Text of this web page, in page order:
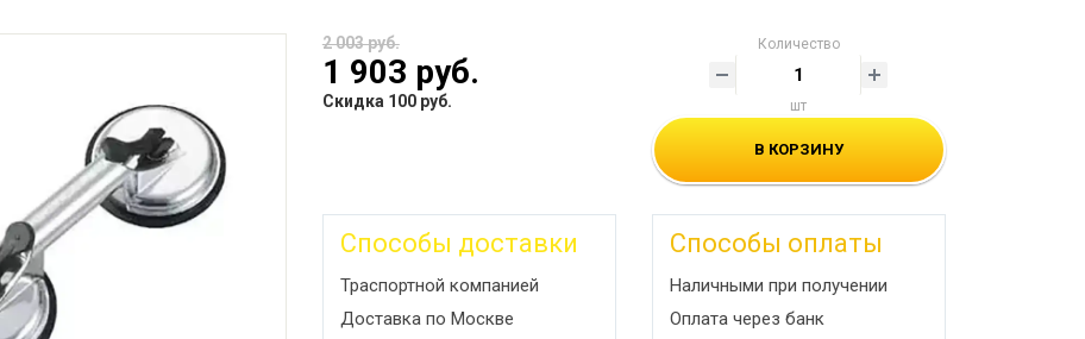
2 003 руб.
1 903 руб.
Скидка 100 руб.
Количество
шт
В КОРЗИНУ
Способы доставки
Траспортной компанией
Доставка по Москве
Способы оплаты
Наличными при получении
Оплата через банк